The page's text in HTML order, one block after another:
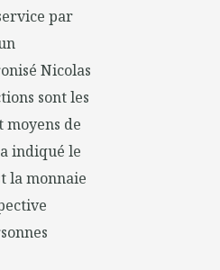
par
Nicolas
sont les
moyens de
indiqué le
la monnaie